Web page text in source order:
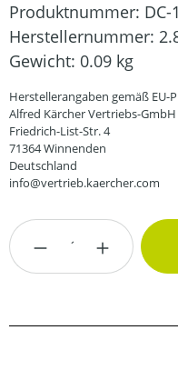
Produktnummer: DC-
Herstellernummer:
Gewicht: 0.09 kg
Herstellerangaben gemäß EU-
Alfred Kärcher Vertriebs-GmbH
Friedrich-List-Str. 4
71364 Winnenden
Deutschland
info@vertrieb.kaercher.com
Produkt Anzahl: